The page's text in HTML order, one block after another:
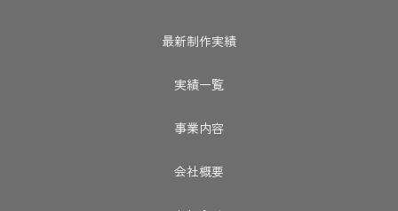
最新制作実績
実績一覧
事業内容
会社概要